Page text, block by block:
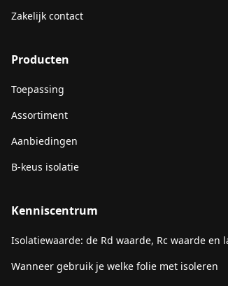
Zakelijk contact
Producten
Toepassing
Assortiment
Aanbiedingen
B-keus isolatie
Kenniscentrum
Isolatiewaarde: de Rd waarde, Rc waarde en
Wanneer gebruik je welke folie met isoleren